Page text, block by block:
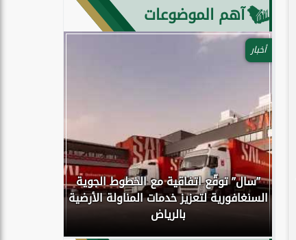
آهم الموضوعات
أخبار
”سال” توقّع اتفاقية مع الخطوط الجوية
السنغافورية لتعزيز خدمات المناولة الأرضية
بالرياض